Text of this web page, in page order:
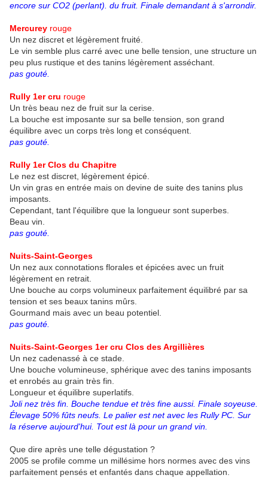
encore sur CO2 (perlant). du fruit. Finale demandant à s'arrondir.
Mercurey rouge
Un nez discret et légèrement fruité.
Le vin semble plus carré avec une belle tension, une structure un
peu plus rustique et des tanins légèrement asséchant.
pas gouté.
Rully 1er cru rouge
Un très beau nez de fruit sur la cerise.
La bouche est imposante sur sa belle tension, son grand
équilibre avec un corps très long et conséquent.
pas gouté.
Rully 1er Clos du Chapitre
Le nez est discret, légèrement épicé.
Un vin gras en entrée mais on devine de suite des tanins plus
imposants.
Cependant, tant l'équilibre que la longueur sont superbes.
Beau vin.
pas gouté.
Nuits-Saint-Georges
Un nez aux connotations florales et épicées avec un fruit
légèrement en retrait.
Une bouche au corps volumineux parfaitement équilibré par sa
tension et ses beaux tanins mûrs.
Gourmand mais avec un beau potentiel.
pas gouté.
Nuits-Saint-Georges 1er cru Clos des Argillières
Un nez cadenassé à ce stade.
Une bouche volumineuse, sphérique avec des tanins imposants
et enrobés au grain très fin.
Longueur et équilibre superlatifs.
Joli nez très fin. Bouche tendue et très fine aussi. Finale soyeuse.
Élevage 50% fûts neufs. Le palier est net avec les Rully PC. Sur
la réserve aujourd'hui. Tout est là pour un grand vin.
Que dire après une telle dégustation ?
2005 se profile comme un millésime hors normes avec des vins
parfaitement pensés et enfantés dans chaque appellation.